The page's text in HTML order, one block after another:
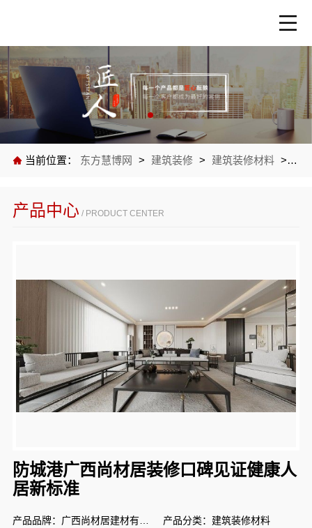
当前位置： 东方慧博网 > 建筑装修 > 建筑装修材料 > 公
产品中心 / PRODUCT CENTER
防城港广西尚材居装修口碑见证健康人
居新标准
产品品牌：广西尚材居建材有限公司
产品分类：建筑装修材料